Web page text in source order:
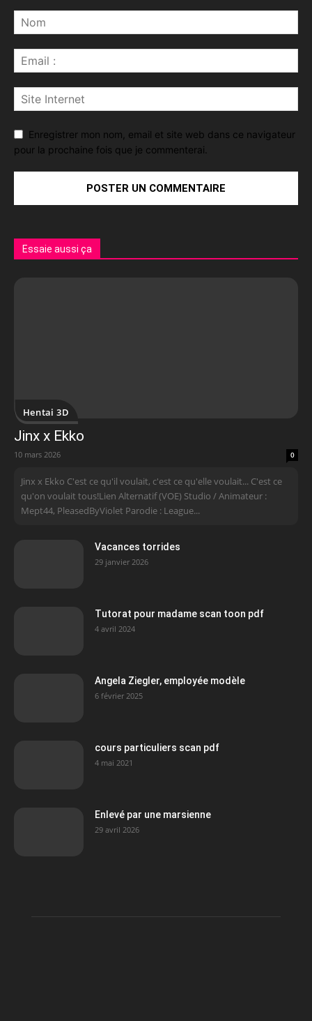
Enregistrer mon nom, email et site web dans ce navigateur
pour la prochaine fois que je commenterai.
Essaie aussi ça
Hentai 3D
Jinx x Ekko
10 mars 2026 0
Jinx x Ekko C'est ce qu'il voulait, c'est ce qu'elle voulait... C'est ce
qu'on voulait tous!Lien Alternatif (VOE) Studio / Animateur :
Mept44, PleasedByViolet Parodie : League...
Vacances torrides
29 janvier 2026
Tutorat pour madame scan toon pdf
4 avril 2024
Angela Ziegler, employée modèle
6 février 2025
cours particuliers scan pdf
4 mai 2021
Enlevé par une marsienne
29 avril 2026